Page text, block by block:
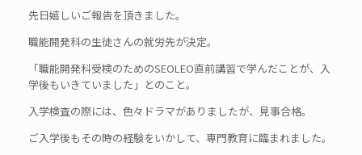
先日嬉しいご報告を頂きました。
職能開発科の生徒さんの就労先が決定。
「職能開発科受検のためのSEOLEO直前講習で学んだことが、入
学後もいきていました」とのこと。
入学検査の際には、色々ドラマがありましたが、見事合格。
ご入学後もその時の経験をいかして、専門教育に臨まれました。